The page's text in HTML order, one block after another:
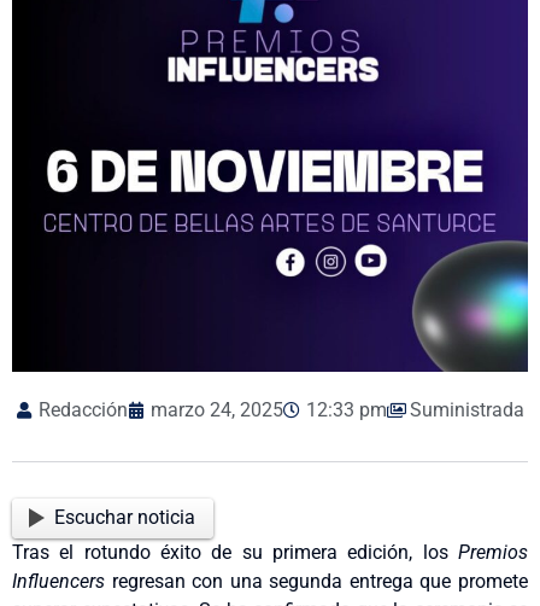
Redacción marzo 24, 2025 12:33 pm Suministrada
Escuchar noticia
Tras el rotundo éxito de su primera edición, los Premios
Influencers regresan con una segunda entrega que promete